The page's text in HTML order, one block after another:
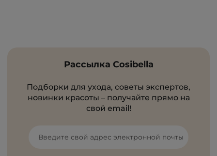
Рассылка Cosibella
Подборки для ухода, советы экспертов,
новинки красоты – получайте прямо на
свой email!
Введите свой адрес электронной почты